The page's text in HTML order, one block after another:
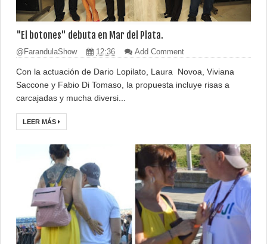
"El botones" debuta en Mar del Plata.
@FarandulaShow 12:36 Add Comment
Con la actuación de Dario Lopilato, Laura Novoa, Viviana
Saccone y Fabio Di Tomaso, la propuesta incluye risas a
carcajadas y mucha diversi...
LEER MÁS